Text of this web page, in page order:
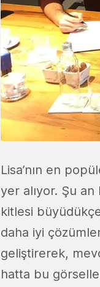
Lisa’nın en
yer alıyor. Şu
kitlesi
daha iyi
geliştirerek,
hatta bu